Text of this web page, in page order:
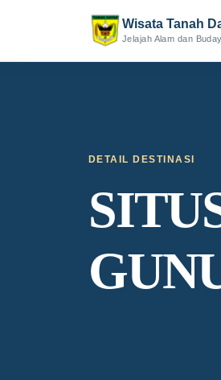
Wisata Tanah
Jelajah Alam dan
DETAIL DESTINASI